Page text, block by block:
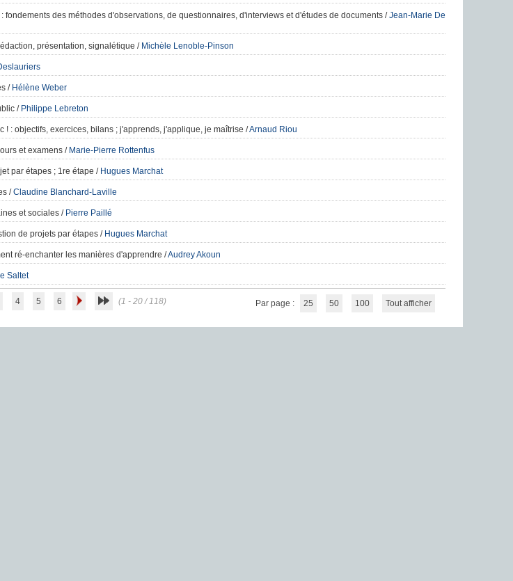
fondements des méthodes d'observations, de questionnaires, d'interviews et d'études de documents/Jean-Marie De
présentation, signalétique / Michèle Lenoble-Pinson
/ Hélène Weber
/ Philippe Lebreton
!: objectifs, exercices, bilans ; j'apprends, j'applique, je maîtrise /Arnaud Riou
et examens/ Marie-Pierre Rottenfus
par étapes ; 1re étape / Hugues Marchat
/Claudine Blanchard-Laville
et sociales/ Pierre Paillé
de projets par étapes/ Hugues Marchat
ré-enchanter les manières d'apprendre /Audrey Akoun
Saltet
4 5 6 (1 - 20 / 118) Par page : 25 50 100 Tout afficher